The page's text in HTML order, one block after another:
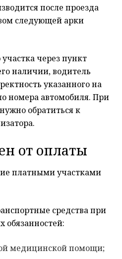
после проезда
следующей арки
через пункт
наличии, водитель
указанного на
номера автомобиля. При
обратиться к
от оплаты
платными участками
средства при
обязанностей:
медицинской помощи;